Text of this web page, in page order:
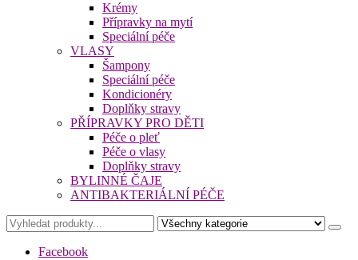
Krémy
Přípravky na mytí
Speciální péče
VLASY
Šampony
Speciální péče
Kondicionéry
Doplňky stravy
PŘÍPRAVKY PRO DĚTI
Péče o pleť
Péče o vlasy
Doplňky stravy
BYLINNÉ ČAJE
ANTIBAKTERIÁLNÍ PÉČE
Facebook